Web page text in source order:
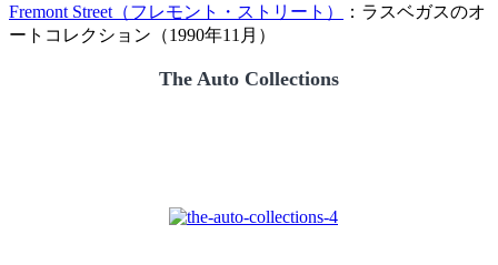
Fremont Street（フレモント・ストリート）
：ラスベガスのオ
ートコレクション（1990年11月）
The Auto Collections